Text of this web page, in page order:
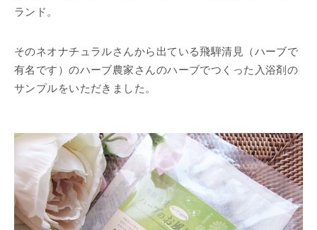
ランド。
そのネオナチュラルさんから出ている飛騨清見（ハーブで
有名です）のハーブ農家さんのハーブでつくった入浴剤の
サンプルをいただきました。